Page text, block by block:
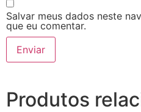
Salvar meus dados neste
que eu comentar.
Produtos